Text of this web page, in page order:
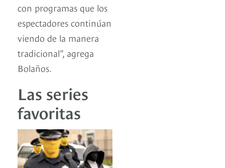
con programas que los
espectadores continúan
viendo de la manera
tradicional”, agrega
Bolaños.
Las series
favoritas